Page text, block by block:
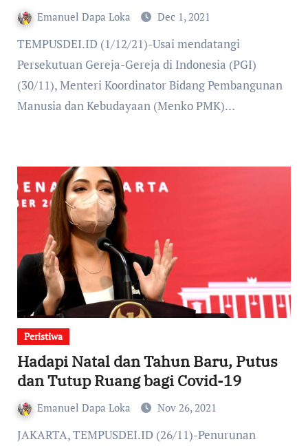
Emanuel Dapa Loka Dec 1, 2021
TEMPUSDEI.ID (1/12/21)-Usai mendatangi
Persekutuan Gereja-Gereja di Indonesia (PGI)
(30/11), Menteri Koordinator Bidang Pembangunan
Manusia dan Kebudayaan (Menko PMK)…
Peristiwa
Hadapi Natal dan Tahun Baru, Putus
dan Tutup Ruang bagi Covid-19
Emanuel Dapa Loka Nov 26, 2021
JAKARTA, TEMPUSDEI.ID (26/11)-Penurunan